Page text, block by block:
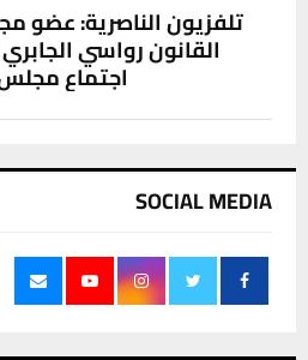
تلفزيون الناصرية: عضو
القانون رواسي
اجتماع
SOCIAL MEDIA